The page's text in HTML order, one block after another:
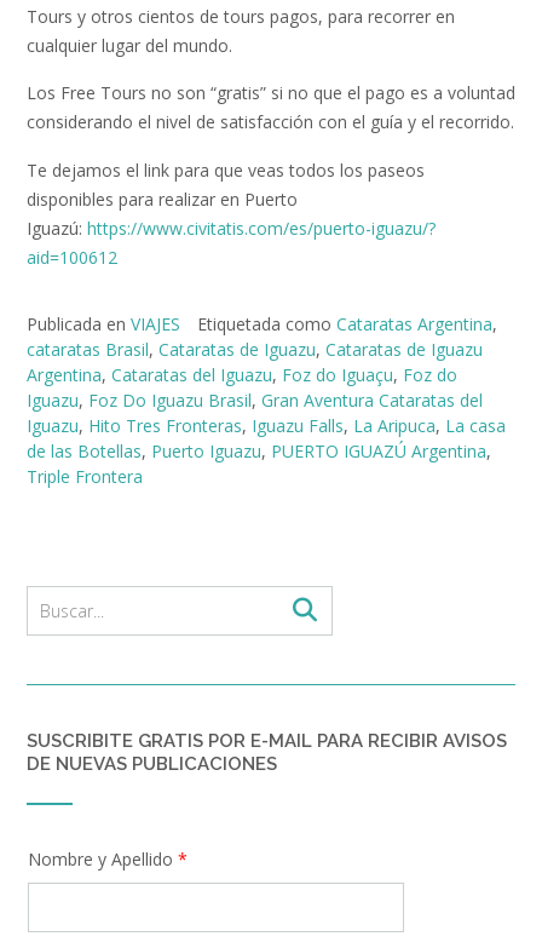
Tours y otros cientos de tours pagos, para recorrer en
cualquier lugar del mundo.
Los Free Tours no son “gratis” si no que el pago es a voluntad
considerando el nivel de satisfacción con el guía y el recorrido.
Te dejamos el link para que veas todos los paseos
disponibles para realizar en Puerto
Iguazú: https://www.civitatis.com/es/puerto-iguazu/?
aid=100612
Publicada en VIAJES Etiquetada como Cataratas Argentina,
cataratas Brasil, Cataratas de Iguazu, Cataratas de Iguazu
Argentina, Cataratas del Iguazu, Foz do Iguaçu, Foz do
Iguazu, Foz Do Iguazu Brasil, Gran Aventura Cataratas del
Iguazu, Hito Tres Fronteras, Iguazu Falls, La Aripuca, La casa
de las Botellas, Puerto Iguazu, PUERTO IGUAZÚ Argentina,
Triple Frontera
SUSCRIBITE GRATIS POR E-MAIL PARA RECIBIR AVISOS
DE NUEVAS PUBLICACIONES
Nombre y Apellido *